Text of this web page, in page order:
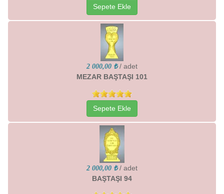
Sepete Ekle
2 000,00 ₺ / adet
MEZAR BAŞTAŞI 101
Sepete Ekle
2 000,00 ₺ / adet
BAŞTAŞI 94